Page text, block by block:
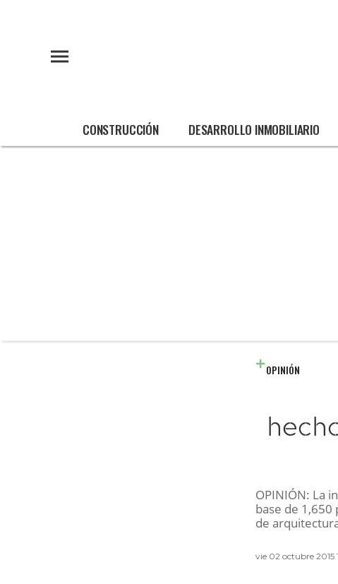
CONSTRUCCIÓN DESARROLLO INMOBILIARIO
OPINIÓN
OPINIÓN: La
base de 1,650
de
vie 02 octubre 2015